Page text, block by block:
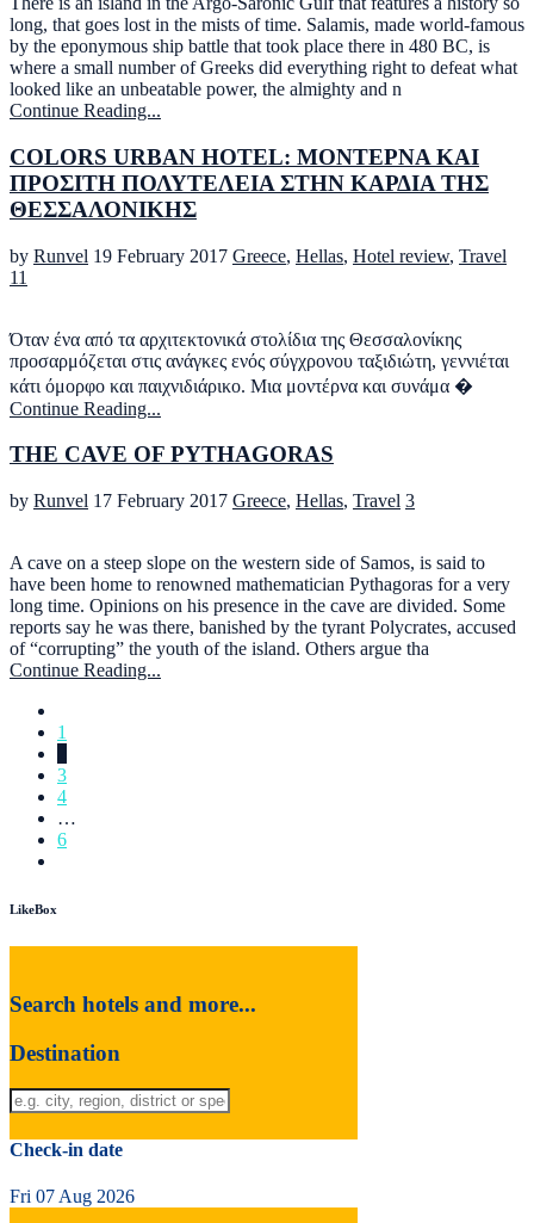
long, that goes lost in the mists of time. Salamis, made world-famous
by the eponymous ship battle that took place there in 480 BC, is
where a small number of Greeks did everything right to defeat what
looked like an unbeatable power, the almighty and n
Continue Reading...
COLORS URBAN HOTEL: ΜΟΝΤΕΡΝΑ ΚΑΙ
ΠΡΟΣΙΤΗ ΠΟΛΥΤΕΛΕΙΑ ΣΤΗΝ ΚΑΡΔΙΑ ΤΗΣ
ΘΕΣΣΑΛΟΝΙΚΗΣ
by Runvel 19 February 2017 Greece, Hellas, Hotel review, Travel
11
Όταν ένα από τα αρχιτεκτονικά στολίδια της Θεσσαλονίκης
προσαρμόζεται στις ανάγκες ενός σύγχρονου ταξιδιώτη, γεννιέται
κάτι όμορφο και παιχνιδιάρικο. Μια μοντέρνα και συνάμα �
Continue Reading...
THE CAVE OF PYTHAGORAS
by Runvel 17 February 2017 Greece, Hellas, Travel 3
A cave on a steep slope on the western side of Samos, is said to
have been home to renowned mathematician Pythagoras for a very
long time. Opinions on his presence in the cave are divided. Some
reports say he was there, banished by the tyrant Polycrates, accused
of “corrupting” the youth of the island. Others argue tha
Continue Reading...
1
3
4
…
6
LikeBox
Search hotels and more...
Destination
Check-in date
Fri 07 Aug 2026